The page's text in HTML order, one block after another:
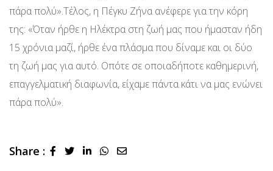
πάρα πολύ».Τέλος, η Πέγκυ Ζήνα ανέφερε για την κόρη
της: «Όταν ήρθε η Ηλέκτρα στη ζωή μας που ήμασταν ήδη
15 χρόνια μαζί, ήρθε ένα πλάσμα που δίναμε και οι δύο
τη ζωή μας για αυτό. Οπότε σε οποιαδήποτε καθημερινή,
επαγγελματική διαφωνία, είχαμε πάντα κάτι να μας ενώνει
πάρα πολύ».
Share : LinkedInWhatsapp
Share